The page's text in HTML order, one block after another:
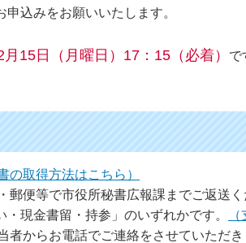
込みをお願いいたします。
月15日（月曜日）17：15（必着）
で
の取得方法はこちら）
便等で市役所秘書広報課までご返送く
現金書留・持参」のいずれかです。
からお電話でご連絡をさせていただき